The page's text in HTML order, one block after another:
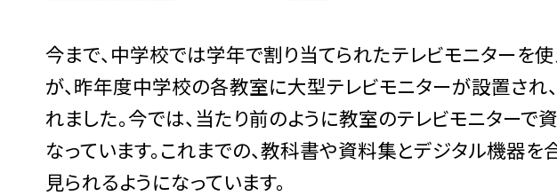
今まで、中学校では学年で割り当てられたテレビモニターを
が、昨年度中学校の各教室に大型テレビモニターが設置され
れました。今では、当たり前のように教室のテレビモニター
なっています。これまでの、教科書や資料集とデジタル機器
見られるようになっています。